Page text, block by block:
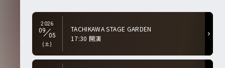
2026
09
05
(土)
TACHIKAWA STAGE GARDEN
17:30 開演